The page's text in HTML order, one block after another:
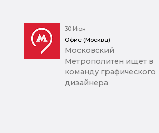
30 Июн
Офис (Москва)
Московский
Метрополитен ищет в
команду графического
дизайнера